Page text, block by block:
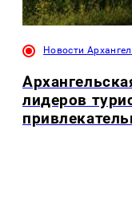
Новости
лидеров